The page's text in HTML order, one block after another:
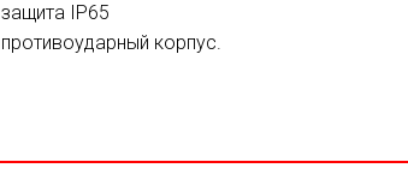
защита IP65
противоударный корпус.